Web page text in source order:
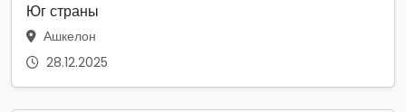
Юг страны
Ашкелон
28.12.2025